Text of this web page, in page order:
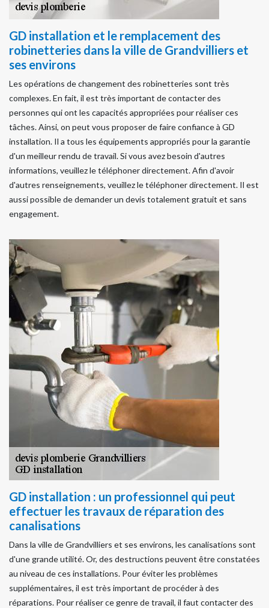
GD installation et le remplacement des
robinetteries dans la ville de Grandvilliers et
ses environs
Les opérations de changement des robinetteries sont très
complexes. En fait, il est très important de contacter des
personnes qui ont les capacités appropriées pour réaliser ces
tâches. Ainsi, on peut vous proposer de faire confiance à GD
installation. Il a tous les équipements appropriés pour la garantie
d'un meilleur rendu de travail. Si vous avez besoin d'autres
informations, veuillez le téléphoner directement. Afin d'avoir
d'autres renseignements, veuillez le téléphoner directement. Il est
aussi possible de demander un devis totalement gratuit et sans
engagement.
GD installation : un professionnel qui peut
effectuer les travaux de réparation des
canalisations
Dans la ville de Grandvilliers et ses environs, les canalisations sont
d'une grande utilité. Or, des destructions peuvent être constatées
au niveau de ces installations. Pour éviter les problèmes
supplémentaires, il est très important de procéder à des
réparations. Pour réaliser ce genre de travail, il faut contacter des